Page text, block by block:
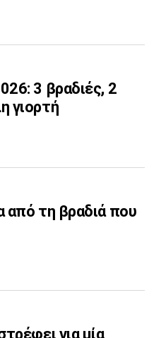
3 βραδιές, 2
γιορτή
από τη βραδιά που
για μία